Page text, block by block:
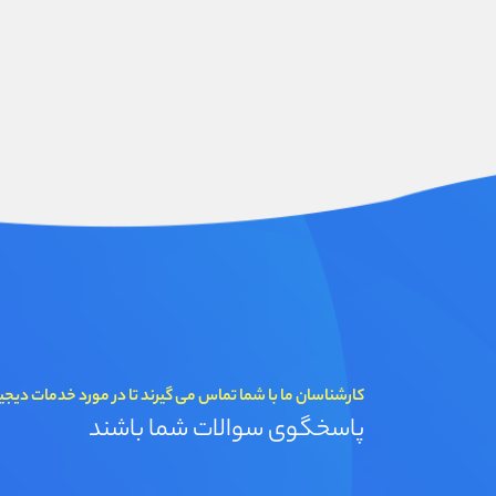
کارشناسان ما با شما تماس می گیرند تا در مورد خدمات
پاسخگوی سوالات شما باشند